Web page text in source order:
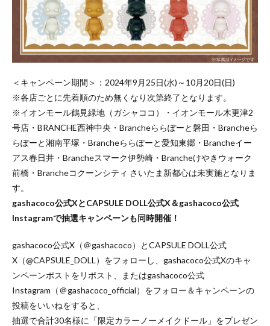
＜キャンペーン期間＞：2024年9月25日(水)～10月20日(日)
※各店ごとに先着順のため無くなり次第終了となります。
※イオンモール鶴見緑地（ガシャココ）・イオンモール木更津2
号店・BRANCHE西神中央・Brancheららぽーと磐田・Brancheら
らぽーと湘南平塚・Brancheららぽーと愛知東郷・Brancheイー
アス春日井・Brancheスマーク伊勢崎・Brancheけやきウォーク
前橋・Brancheコクーンシティ さいたま新都心は未実施となりま
す。
gashacoco公式XとCAPSULE DOLL公式X＆gashacoco公式
Instagramで抽選キャンペーンも同時開催！
gashacoco公式X（＠gashacoco）とCAPSULE DOLL公式
X（@CAPSULE_DOLL）をフォローし、gashacoco公式Xのキャ
ンペーンポストをリポスト、またはgashacoco公式
Instagram（＠gashacoco_official）をフォロー＆キャンペーンの
投稿をいいねをすると、
抽選で合計30名様に「限定カラーノーメイクドール」をプレゼン